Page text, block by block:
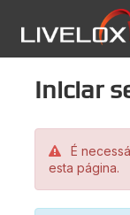
Iniciar
É
esta página.